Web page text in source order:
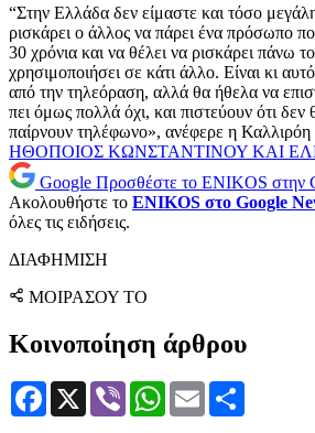
“Στην Ελλάδα δεν είμαστε και τόσο
ρισκάρει ο άλλος να πάρει ένα πρόσωπο
30 χρόνια και να θέλει να ρισκάρει πάνω
χρησιμοποιήσει σε κάτι άλλο. Είναι κι
από την τηλεόραση, αλλά θα ήθελα να
πει όμως πολλά όχι, και πιστεύουν ότι δεν
παίρνουν τηλέφωνο», ανέφερε η
ΗΘΟΠΟΙΟΣ ΚΩΝΣΤΑΝΤΙΝΟΥ ΚΑΙ
Google Προσθέστε το ENIKOS στην
Ακολουθήστε το ENIKOS στο Google
όλες τις ειδήσεις.
ΔΙΑΦΗΜΙΣΗ
ΜΟΙΡΑΣΟΥ ΤΟ
Κοινοποίηση άρθρου
Facebook
X Viber WhatsApp
Email